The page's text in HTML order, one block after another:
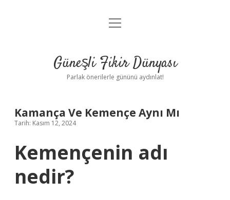
Anasayfa
Yasal Uyarı
menüyü
Güneşli Fikir Dünyası
Parlak önerilerle gününü aydınlat!
Kamança Ve Kemençe Aynı Mı
Tarih: Kasım 12, 2024
Kemençenin adı
nedir?